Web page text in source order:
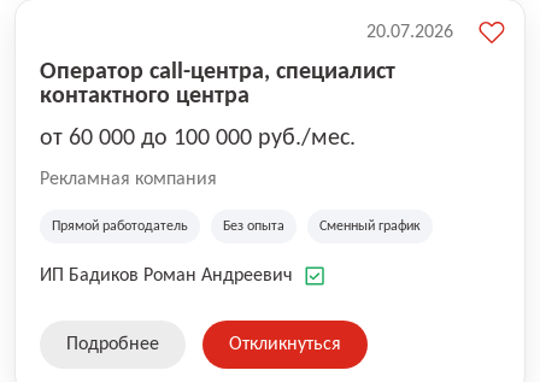
Оператор call-центра, специалист
контактного центра
от 60 000 до 100 000 руб./мес.
Рекламная компания
Прямой работодатель Без опыта Сменный график
ИП Бадиков Роман Андреевич
20.07.2026
Подробнее Откликнуться